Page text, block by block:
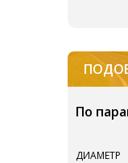
По
ДИАМЕТР